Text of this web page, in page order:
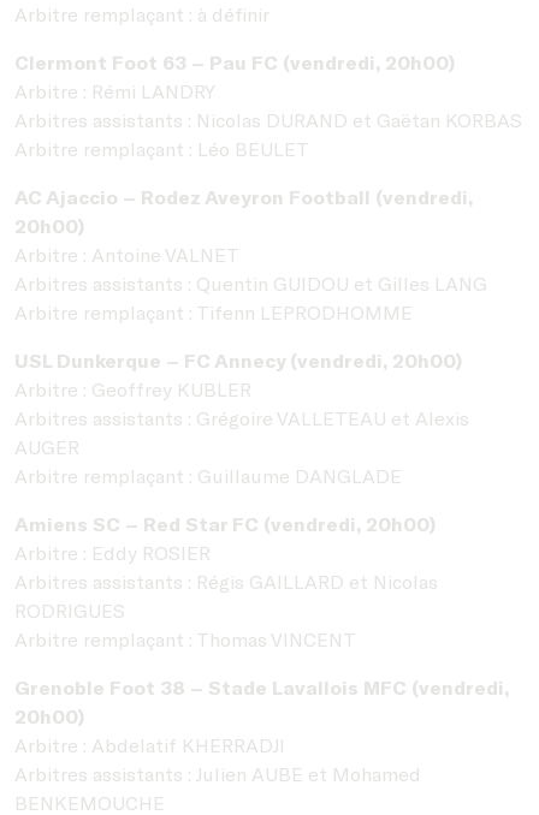
Arbitre remplaçant : à définir
Clermont Foot 63 – Pau FC (vendredi, 20h00)
Arbitre : Rémi LANDRY
Arbitres assistants : Nicolas DURAND et Gaëtan KORBAS
Arbitre remplaçant : Léo BEULET
AC Ajaccio – Rodez Aveyron Football (vendredi,
20h00)
Arbitre : Antoine VALNET
Arbitres assistants : Quentin GUIDOU et Gilles LANG
Arbitre remplaçant : Tifenn LEPRODHOMME
USL Dunkerque – FC Annecy (vendredi, 20h00)
Arbitre : Geoffrey KUBLER
Arbitres assistants : Grégoire VALLETEAU et Alexis
AUGER
Arbitre remplaçant : Guillaume DANGLADE
Amiens SC – Red Star FC (vendredi, 20h00)
Arbitre : Eddy ROSIER
Arbitres assistants : Régis GAILLARD et Nicolas
RODRIGUES
Arbitre remplaçant : Thomas VINCENT
Grenoble Foot 38 – Stade Lavallois MFC (vendredi,
20h00)
Arbitre : Abdelatif KHERRADJI
Arbitres assistants : Julien AUBE et Mohamed
BENKEMOUCHE